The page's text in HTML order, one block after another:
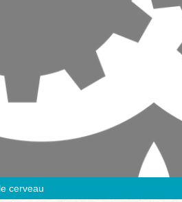
cerveau